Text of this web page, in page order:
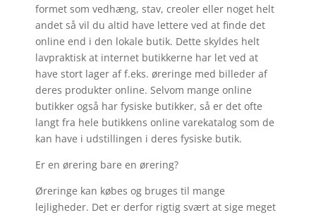
formet som vedhæng, stav, creoler eller noget helt
andet så vil du altid have lettere ved at finde det
online end i den lokale butik. Dette skyldes helt
lavpraktisk at internet butikkerne har let ved at
have stort lager af f.eks. øreringe med billeder af
deres produkter online. Selvom mange online
butikker også har fysiske butikker, så er det ofte
langt fra hele butikkens online varekatalog som de
kan have i udstillingen i deres fysiske butik.
Er en ørering bare en ørering?
Øreringe kan købes og bruges til mange
lejligheder. Det er derfor rigtig svært at sige meget